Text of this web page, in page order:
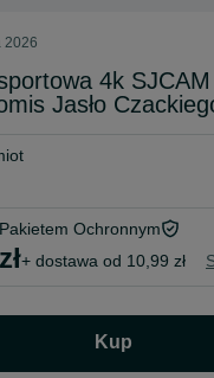
2026
4k SJCAM
Jasło
Ochronnym
+ dostawa od 10,99 zł
Kup